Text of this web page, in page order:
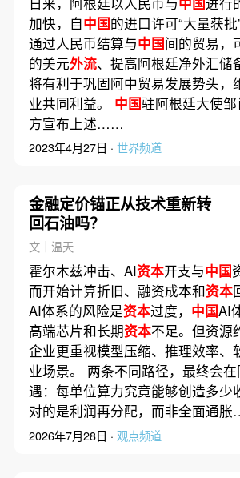
加快，自中国的进口许可“大量获批
通过人民币结算与中国间的贸易，
的美元外流、提高阿根廷净外汇储
将有利于巩固阿中贸易发展势头，
业共同利益。 中国驻阿根廷大使
方宣布上述……
2023年4月27日 · 世界频道
金融定价锚正从技术重新转
回石油吗？
文｜温天
霍尔木兹冲击、AI资本开支与中国
而开始计算折旧、融资成本和资本
AI体系的风险是资本过度， 中国AI
高端芯片和长期资本不足。但资源
企业更重视模型压缩、推理效率、
业场景。 两条不同路径，最终会
遇：每单位算力究竟能够创造多少
对的是利润再分配，而非全面通
2026年7月28日 · 观点频道